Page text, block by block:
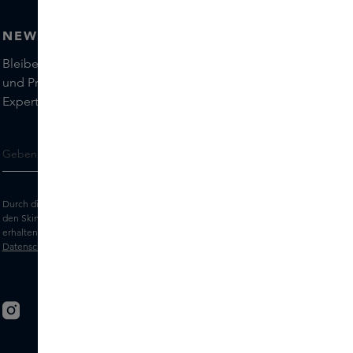
NEWSLETTER
Bleiben Sie auf dem Laufenden über die neuesten Marken
und Produkte und holen Sie sich Tipps von unseren Skins
Experts.
Durch die Eingabe Ihrer E-Mail-Adresse erklären Sie sich damit einverstanden,
den Skins-Newsletter und personalisierte Marketingnachrichten per E-Mail zu
erhalten. Sehen Sie sich unsere
Datenschutz